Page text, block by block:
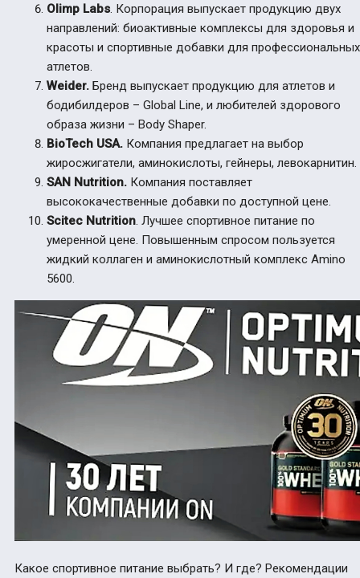
Olimp Labs . Корпорация выпускает продукцию двух
направлений: биоактивные комплексы для здоровья и
красоты и спортивные добавки для профессиональных
атлетов.
Weider. Бренд выпускает продукцию для атлетов и
бодибилдеров – Global Line, и любителей здорового
образа жизни – Body Shaper.
BioTech USA. Компания предлагает на выбор
жиросжигатели, аминокислоты, гейнеры, левокарнитин.
SAN Nutrition. Компания поставляет
высококачественные добавки по доступной цене.
Scitec Nutrition . Лучшее спортивное питание по
умеренной цене. Повышенным спросом пользуется
жидкий коллаген и аминокислотный комплекс Amino
5600.
Какое спортивное питание выбрать? И где? Рекомендации